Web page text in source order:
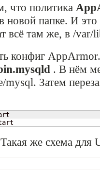
что политика
новой папке. И
всё там же, в /var/
конфиг
. В нём
Затем
же схема для